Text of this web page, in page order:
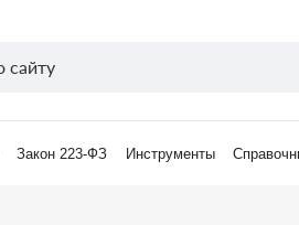
Закон 223-ФЗ Инструменты